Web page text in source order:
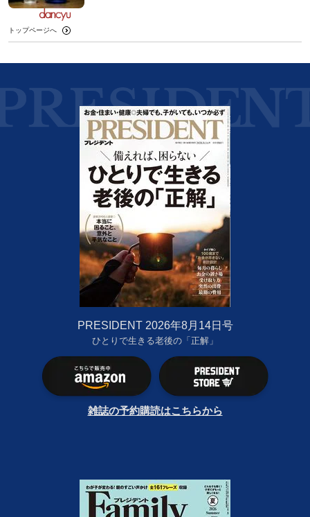
トップページへ
PRESIDENT 2026年8月14日号
ひとりで生きる老後の「正解」
雑誌の予約購読はこちらから